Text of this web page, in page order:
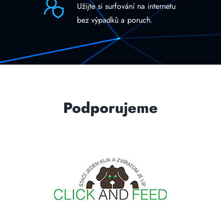
Užijte si surfování na internetu
bez výpadků a poruch.
Podporujeme